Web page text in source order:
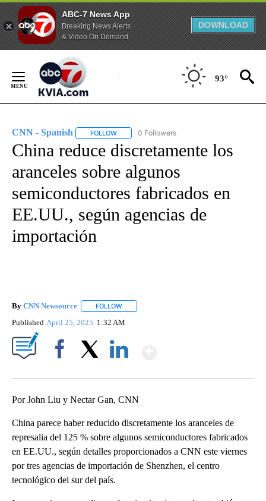
ABC-7 News App
Breaking News Alerts
& Video On Demand
DOWNLOAD
Content
93°
CNN - Spanish FOLLOW FOLLOW "CNN - SPANISH" TO RECEIVE
0 Followers
China reduce discretamente los
aranceles sobre algunos
semiconductores fabricados en
EE.UU., según agencias de
importación
By CNN Newsource FOLLOW
Published April 25, 2025 1:32 AM
Por John Liu y Nectar Gan, CNN
China parece haber reducido discretamente los aranceles de
represalia del 125 % sobre algunos semiconductores fabricados
en EE.UU., según detalles proporcionados a CNN este viernes
por tres agencias de importación de Shenzhen, el centro
tecnológico del sur del país.